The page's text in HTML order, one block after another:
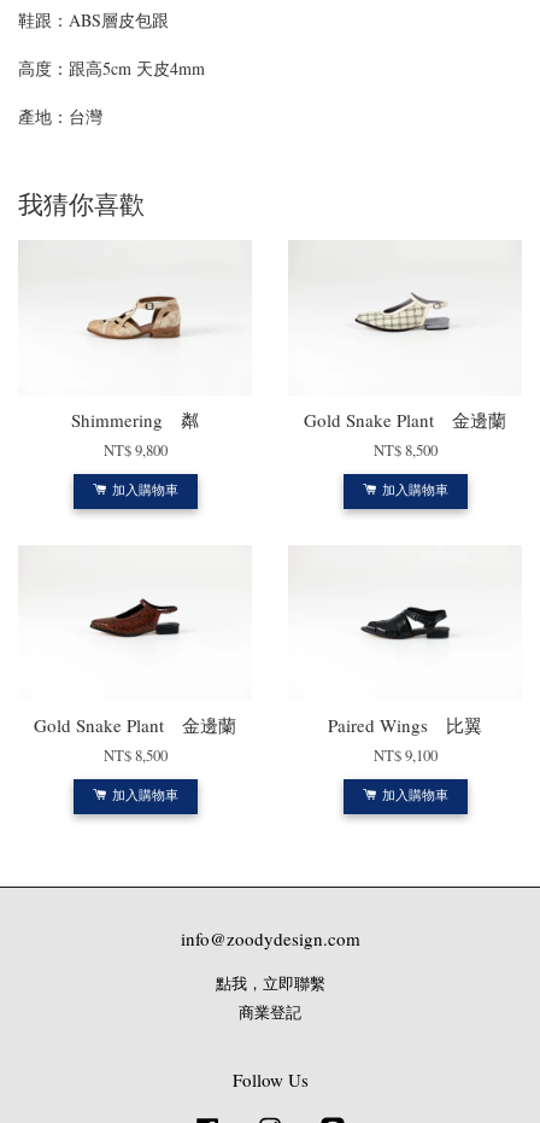
鞋跟：ABS層皮包跟
高度：跟高5cm 天皮4mm
產地：台灣
我猜你喜歡
Shimmering 粼
NT$ 9,800
加入購物車
Gold Snake Plant 金邊蘭
NT$ 8,500
加入購物車
Gold Snake Plant 金邊蘭
NT$ 8,500
加入購物車
Paired Wings 比翼
NT$ 9,100
加入購物車
info@zoodydesign.com
點我，立即聯繫
商業登記
Follow Us